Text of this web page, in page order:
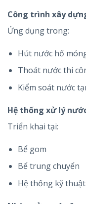
Công trình xây
Ứng dụng trong:
Hút nước hố
Thoát nước thi
Kiểm soát nước
Hệ thống xử lý
Triển khai tại:
Bể gom
Bể trung chuyển
Hệ thống kỹ thuật